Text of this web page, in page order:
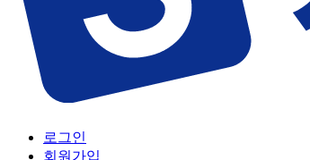
로그인
회원가입